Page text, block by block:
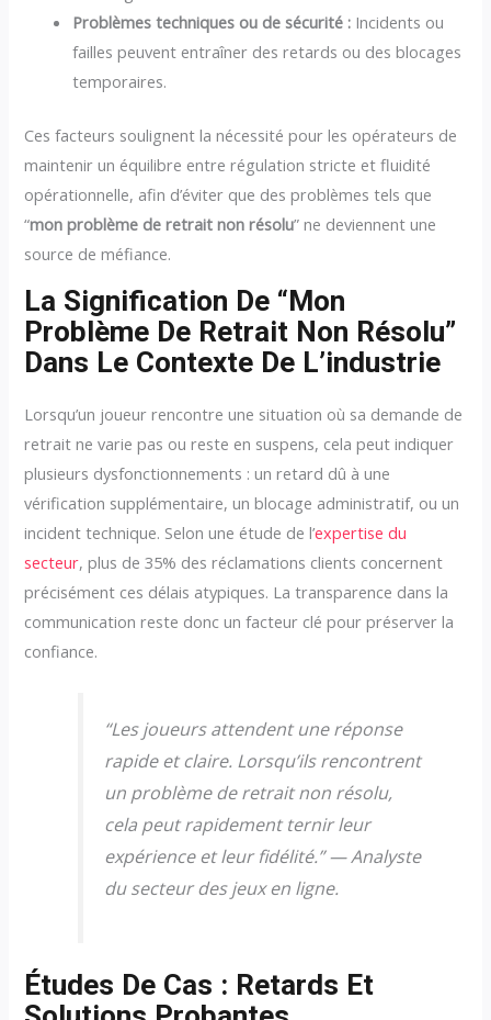
Problèmes techniques ou de sécurité : Incidents ou
failles peuvent entraîner des retards ou des blocages
temporaires.
Ces facteurs soulignent la nécessité pour les opérateurs de
maintenir un équilibre entre régulation stricte et fluidité
opérationnelle, afin d’éviter que des problèmes tels que
“mon problème de retrait non résolu” ne deviennent une
source de méfiance.
La Signification De “mon
Problème De Retrait Non Résolu”
Dans Le Contexte De L’industrie
Lorsqu’un joueur rencontre une situation où sa demande de
retrait ne varie pas ou reste en suspens, cela peut indiquer
plusieurs dysfonctionnements : un retard dû à une
vérification supplémentaire, un blocage administratif, ou un
incident technique. Selon une étude de l’expertise du
secteur, plus de 35% des réclamations clients concernent
précisément ces délais atypiques. La transparence dans la
communication reste donc un facteur clé pour préserver la
confiance.
“Les joueurs attendent une réponse
rapide et claire. Lorsqu’ils rencontrent
un problème de retrait non résolu,
cela peut rapidement ternir leur
expérience et leur fidélité.” — Analyste
du secteur des jeux en ligne.
Études De Cas : Retards Et